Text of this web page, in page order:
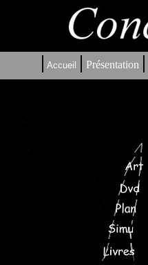
| Accueil | Présentation |